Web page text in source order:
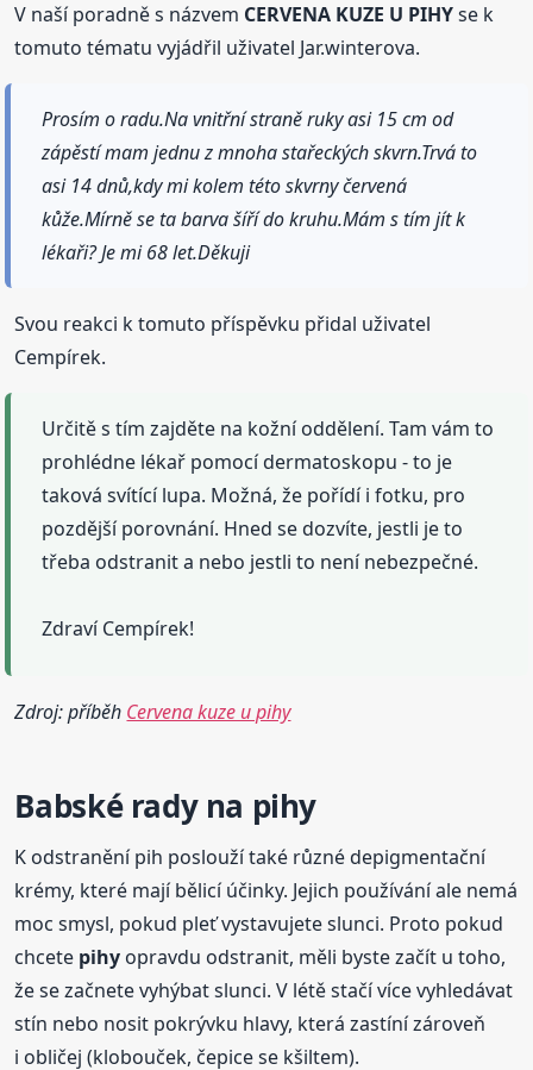
V naší poradně s názvem CERVENA KUZE U PIHYse k
tomuto tématu vyjádřil uživatel Jar.winterova.
Prosím o radu.Na vnitřní straně ruky asi 15 cm od
zápěstí mam jednu z mnoha stařeckých skvrn.Trvá to
asi 14 dnů,kdy mi kolem této skvrny červená
kůže.Mírně se ta barva šíří do kruhu.Mám s tím jít k
lékaři? Je mi 68 let.Děkuji
Svou reakci k tomuto příspěvku přidal uživatel
Cempírek.
Určitě s tím zajděte na kožní oddělení. Tam vám to
prohlédne lékař pomocí dermatoskopu - to je
taková svítící lupa. Možná, že pořídí i fotku, pro
pozdější porovnání. Hned se dozvíte, jestli je to
třeba odstranit a nebo jestli to není nebezpečné.
Zdraví Cempírek!
Zdroj: příběh Cervena kuze u pihy
Babské rady na pihy
K odstranění pih poslouží také různé depigmentační
krémy, které mají bělicí účinky. Jejich používání ale nemá
moc smysl, pokud pleť vystavujete slunci. Proto pokud
chcete pihy opravdu odstranit, měli byste začít u toho,
že se začnete vyhýbat slunci. V létě stačí více vyhledávat
stín nebo nosit pokrývku hlavy, která zastíní zároveň
i obličej (klobouček, čepice se kšiltem).